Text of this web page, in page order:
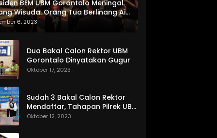
BEM UBM Gorontalo Meningal
Wisuda. Orang Tua Berlinang Air
Menerima SKL dan Pemasangan
6, 2023
Dua Bakal Calon Rektor UBM
Gorontalo Dinyatakan Gugur
Oktober 17, 2023
Sudah 3 Bakal Calon Rektor
Mendaftar, Tahapan Pilrek UBM
Gorontalo Makin Seru
Oktober 12, 2023